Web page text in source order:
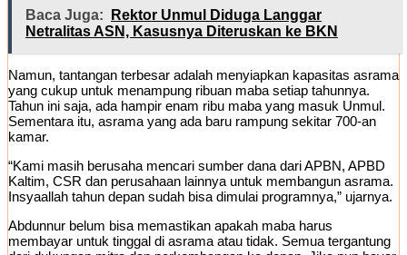
Baca Juga:
Rektor Unmul Diduga Langgar
Netralitas ASN, Kasusnya Diteruskan ke BKN
Namun, tantangan terbesar adalah menyiapkan kapasitas asrama
yang cukup untuk menampung ribuan maba setiap tahunnya.
Tahun ini saja, ada hampir enam ribu maba yang masuk Unmul.
Sementara itu, asrama yang ada baru rampung sekitar 700-an
kamar.
“Kami masih berusaha mencari sumber dana dari APBN, APBD
Kaltim, CSR dan perusahaan lainnya untuk membangun asrama.
Insyaallah tahun depan sudah bisa dimulai programnya,” ujarnya.
Abdunnur belum bisa memastikan apakah maba harus
membayar untuk tinggal di asrama atau tidak. Semua tergantung